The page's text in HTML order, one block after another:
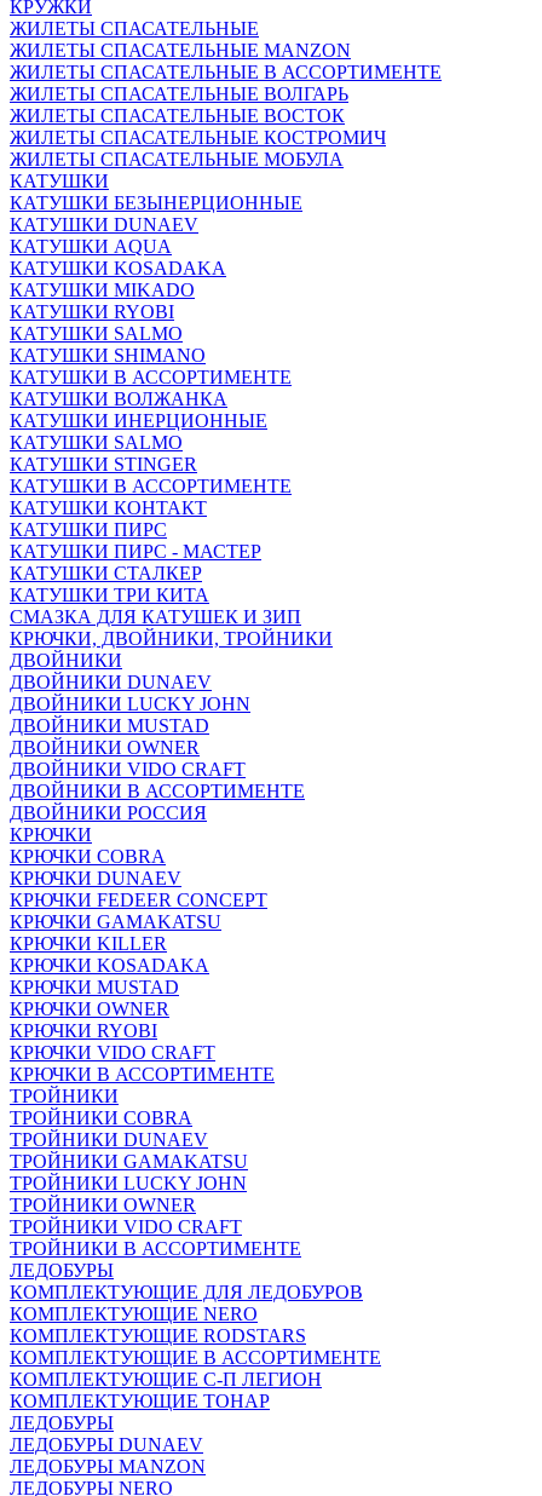
КРУЖКИ
ЖИЛЕТЫ СПАСАТЕЛЬНЫЕ
ЖИЛЕТЫ СПАСАТЕЛЬНЫЕ MANZON
ЖИЛЕТЫ СПАСАТЕЛЬНЫЕ В АССОРТИМЕНТЕ
ЖИЛЕТЫ СПАСАТЕЛЬНЫЕ ВОЛГАРЬ
ЖИЛЕТЫ СПАСАТЕЛЬНЫЕ ВОСТОК
ЖИЛЕТЫ СПАСАТЕЛЬНЫЕ КОСТРОМИЧ
ЖИЛЕТЫ СПАСАТЕЛЬНЫЕ МОБУЛА
КАТУШКИ
КАТУШКИ БЕЗЫНЕРЦИОННЫЕ
КАТУШКИ DUNAEV
КАТУШКИ AQUA
КАТУШКИ KOSADAKA
КАТУШКИ MIKADO
КАТУШКИ RYOBI
КАТУШКИ SALMO
КАТУШКИ SHIMANO
КАТУШКИ В АССОРТИМЕНТЕ
КАТУШКИ ВОЛЖАНКА
КАТУШКИ ИНЕРЦИОННЫЕ
КАТУШКИ SALMO
КАТУШКИ STINGER
КАТУШКИ В АССОРТИМЕНТЕ
КАТУШКИ КОНТАКТ
КАТУШКИ ПИРС
КАТУШКИ ПИРС - МАСТЕР
КАТУШКИ СТАЛКЕР
КАТУШКИ ТРИ КИТА
СМАЗКА ДЛЯ КАТУШЕК И ЗИП
КРЮЧКИ, ДВОЙНИКИ, ТРОЙНИКИ
ДВОЙНИКИ
ДВОЙНИКИ DUNAEV
ДВОЙНИКИ LUCKY JOHN
ДВОЙНИКИ MUSTAD
ДВОЙНИКИ OWNER
ДВОЙНИКИ VIDO CRAFT
ДВОЙНИКИ В АССОРТИМЕНТЕ
ДВОЙНИКИ РОССИЯ
КРЮЧКИ
КРЮЧКИ COBRA
КРЮЧКИ DUNAEV
КРЮЧКИ FEDEER CONCEPT
КРЮЧКИ GAMAKATSU
КРЮЧКИ KILLER
КРЮЧКИ KOSADAKA
КРЮЧКИ MUSTAD
КРЮЧКИ OWNER
КРЮЧКИ RYOBI
КРЮЧКИ VIDO CRAFT
КРЮЧКИ В АССОРТИМЕНТЕ
ТРОЙНИКИ
ТРОЙНИКИ COBRA
ТРОЙНИКИ DUNAEV
ТРОЙНИКИ GAMAKATSU
ТРОЙНИКИ LUCKY JOHN
ТРОЙНИКИ OWNER
ТРОЙНИКИ VIDO CRAFT
ТРОЙНИКИ В АССОРТИМЕНТЕ
ЛЕДОБУРЫ
КОМПЛЕКТУЮЩИЕ ДЛЯ ЛЕДОБУРОВ
КОМПЛЕКТУЮЩИЕ NERO
КОМПЛЕКТУЮЩИЕ RODSTARS
КОМПЛЕКТУЮЩИЕ В АССОРТИМЕНТЕ
КОМПЛЕКТУЮЩИЕ С-П ЛЕГИОН
КОМПЛЕКТУЮЩИЕ ТОНАР
ЛЕДОБУРЫ
ЛЕДОБУРЫ DUNAEV
ЛЕДОБУРЫ MANZON
ЛЕДОБУРЫ NERO